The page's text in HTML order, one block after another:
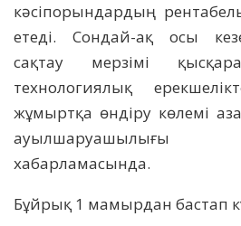
кәсіпорындардың
етеді. Сондай-ақ осы
сақтау мерзімі
технологиялық
жұмыртқа өндіру көлемі
ауылшаруашылығы
хабарламасында.
Бұйрық 1 мамырдан бастап